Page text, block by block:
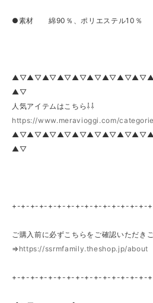
●素材 綿90％、ポリエステル10％
▲▽
人気アイテムはこちら⇩⇩
https://www.meravioggi.com/
▲▽
+-+-+-+-+-+-+-+-+-+-+-+-+-+-+-
ご購入前に必ずこちらをご確認いただき
⇒ https://ssrmfamily.theshop.jp/about
+-+-+-+-+-+-+-+-+-+-+-+-+-+-+-